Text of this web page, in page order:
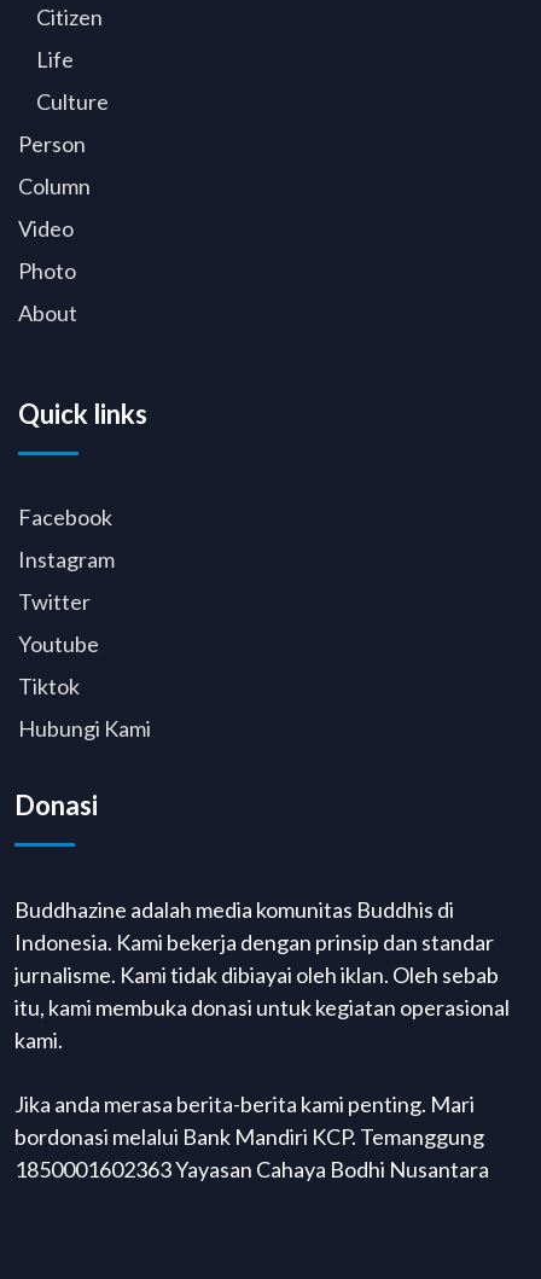
Citizen
Life
Culture
Person
Column
Video
Photo
About
Quick links
Facebook
Instagram
Twitter
Youtube
Tiktok
Hubungi Kami
Donasi
Buddhazine adalah media komunitas Buddhis di
Indonesia. Kami bekerja dengan prinsip dan standar
jurnalisme. Kami tidak dibiayai oleh iklan. Oleh sebab
itu, kami membuka donasi untuk kegiatan operasional
kami.
Jika anda merasa berita-berita kami penting. Mari
bordonasi melalui Bank Mandiri KCP. Temanggung
1850001602363 Yayasan Cahaya Bodhi Nusantara